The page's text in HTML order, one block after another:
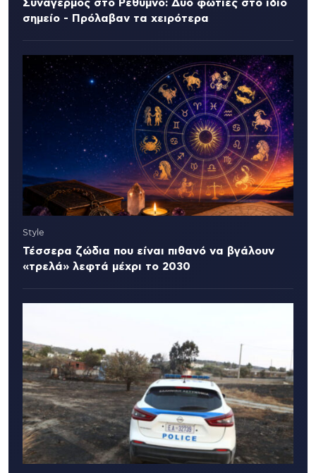
Συναγερμός στο Ρέθυμνο: Δύο φωτιές στο ίδιο
σημείο - Πρόλαβαν τα χειρότερα
Style
Τέσσερα ζώδια που είναι πιθανό να βγάλουν
«τρελά» λεφτά μέχρι το 2030